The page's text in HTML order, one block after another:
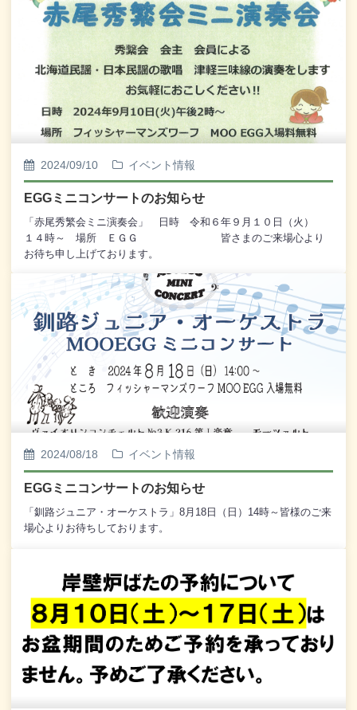
華麗な「はしご乗り」の妙技が披露され、新年の門出を祝う、力
強いパフォーマンスとなりました。本年も、皆様にとって素晴ら
しい一年となりますよう心より願い、変わらぬご愛顧を賜ります
ようお願い申し上げます。本年もどうぞよろしくお願い申し上げ
ます。
2024/09/10 イベント情報
EGGミニコンサートのお知らせ
「赤尾秀繁会ミニ演奏会」 日時 令和６年９月１０日（火）
１４時～ 場所 ＥＧＧ 皆さまのご来場心より
お待ち申し上げております。
2024/08/18 イベント情報
EGGミニコンサートのお知らせ
「釧路ジュニア・オーケストラ」8月18日（日）14時～皆様のご来
場心よりお待ちしております。